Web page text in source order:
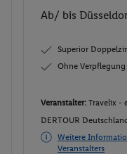
Ab/ bis
Superior
Ohne Verpflegung
Veranstalter: Travelix -
DERTOUR
Weitere
Veranstalters